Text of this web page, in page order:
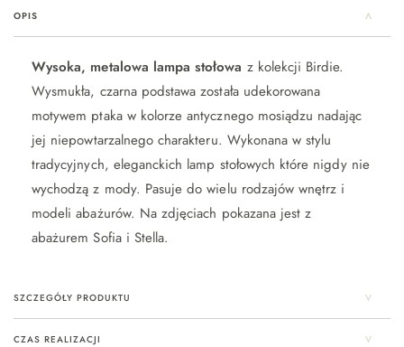
OPIS
Wysoka, metalowa lampa stołowa z kolekcji Birdie.
Wysmukła, czarna podstawa została udekorowana
motywem ptaka w kolorze antycznego mosiądzu nadając
jej niepowtarzalnego charakteru. Wykonana w stylu
tradycyjnych, eleganckich lamp stołowych które nigdy nie
wychodzą z mody. Pasuje do wielu rodzajów wnętrz i
modeli abażurów. Na zdjęciach pokazana jest z
abażurem Sofia i Stella.
SZCZEGÓŁY PRODUKTU
CZAS REALIZACJI